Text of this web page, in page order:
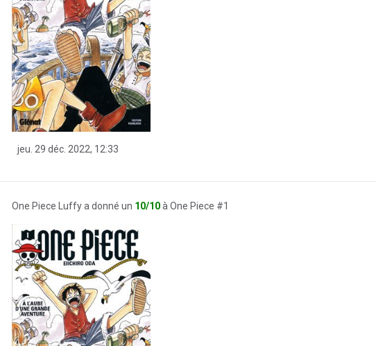
jeu. 29 déc. 2022, 12:33
One Piece Luffy a donné un 10/10à One Piece #1